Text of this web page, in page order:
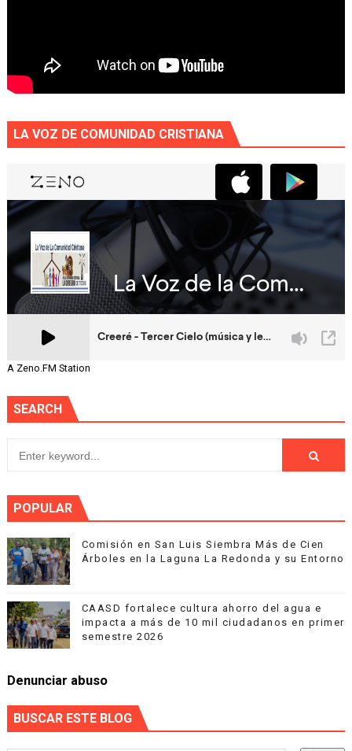
LA VOZ DE COMUNIDAD CRISTIANA
A Zeno.FM Station
SEARCH
POPULAR
Comisión en San Luis Siembra Más de Cien
Árboles en la Laguna La Redonda y su Entorno
CAASD fortalece cultura ahorro del agua e
impacta a más de 10 mil ciudadanos en primer
semestre 2026
Denunciar abuso
BUSCAR ESTE BLOG